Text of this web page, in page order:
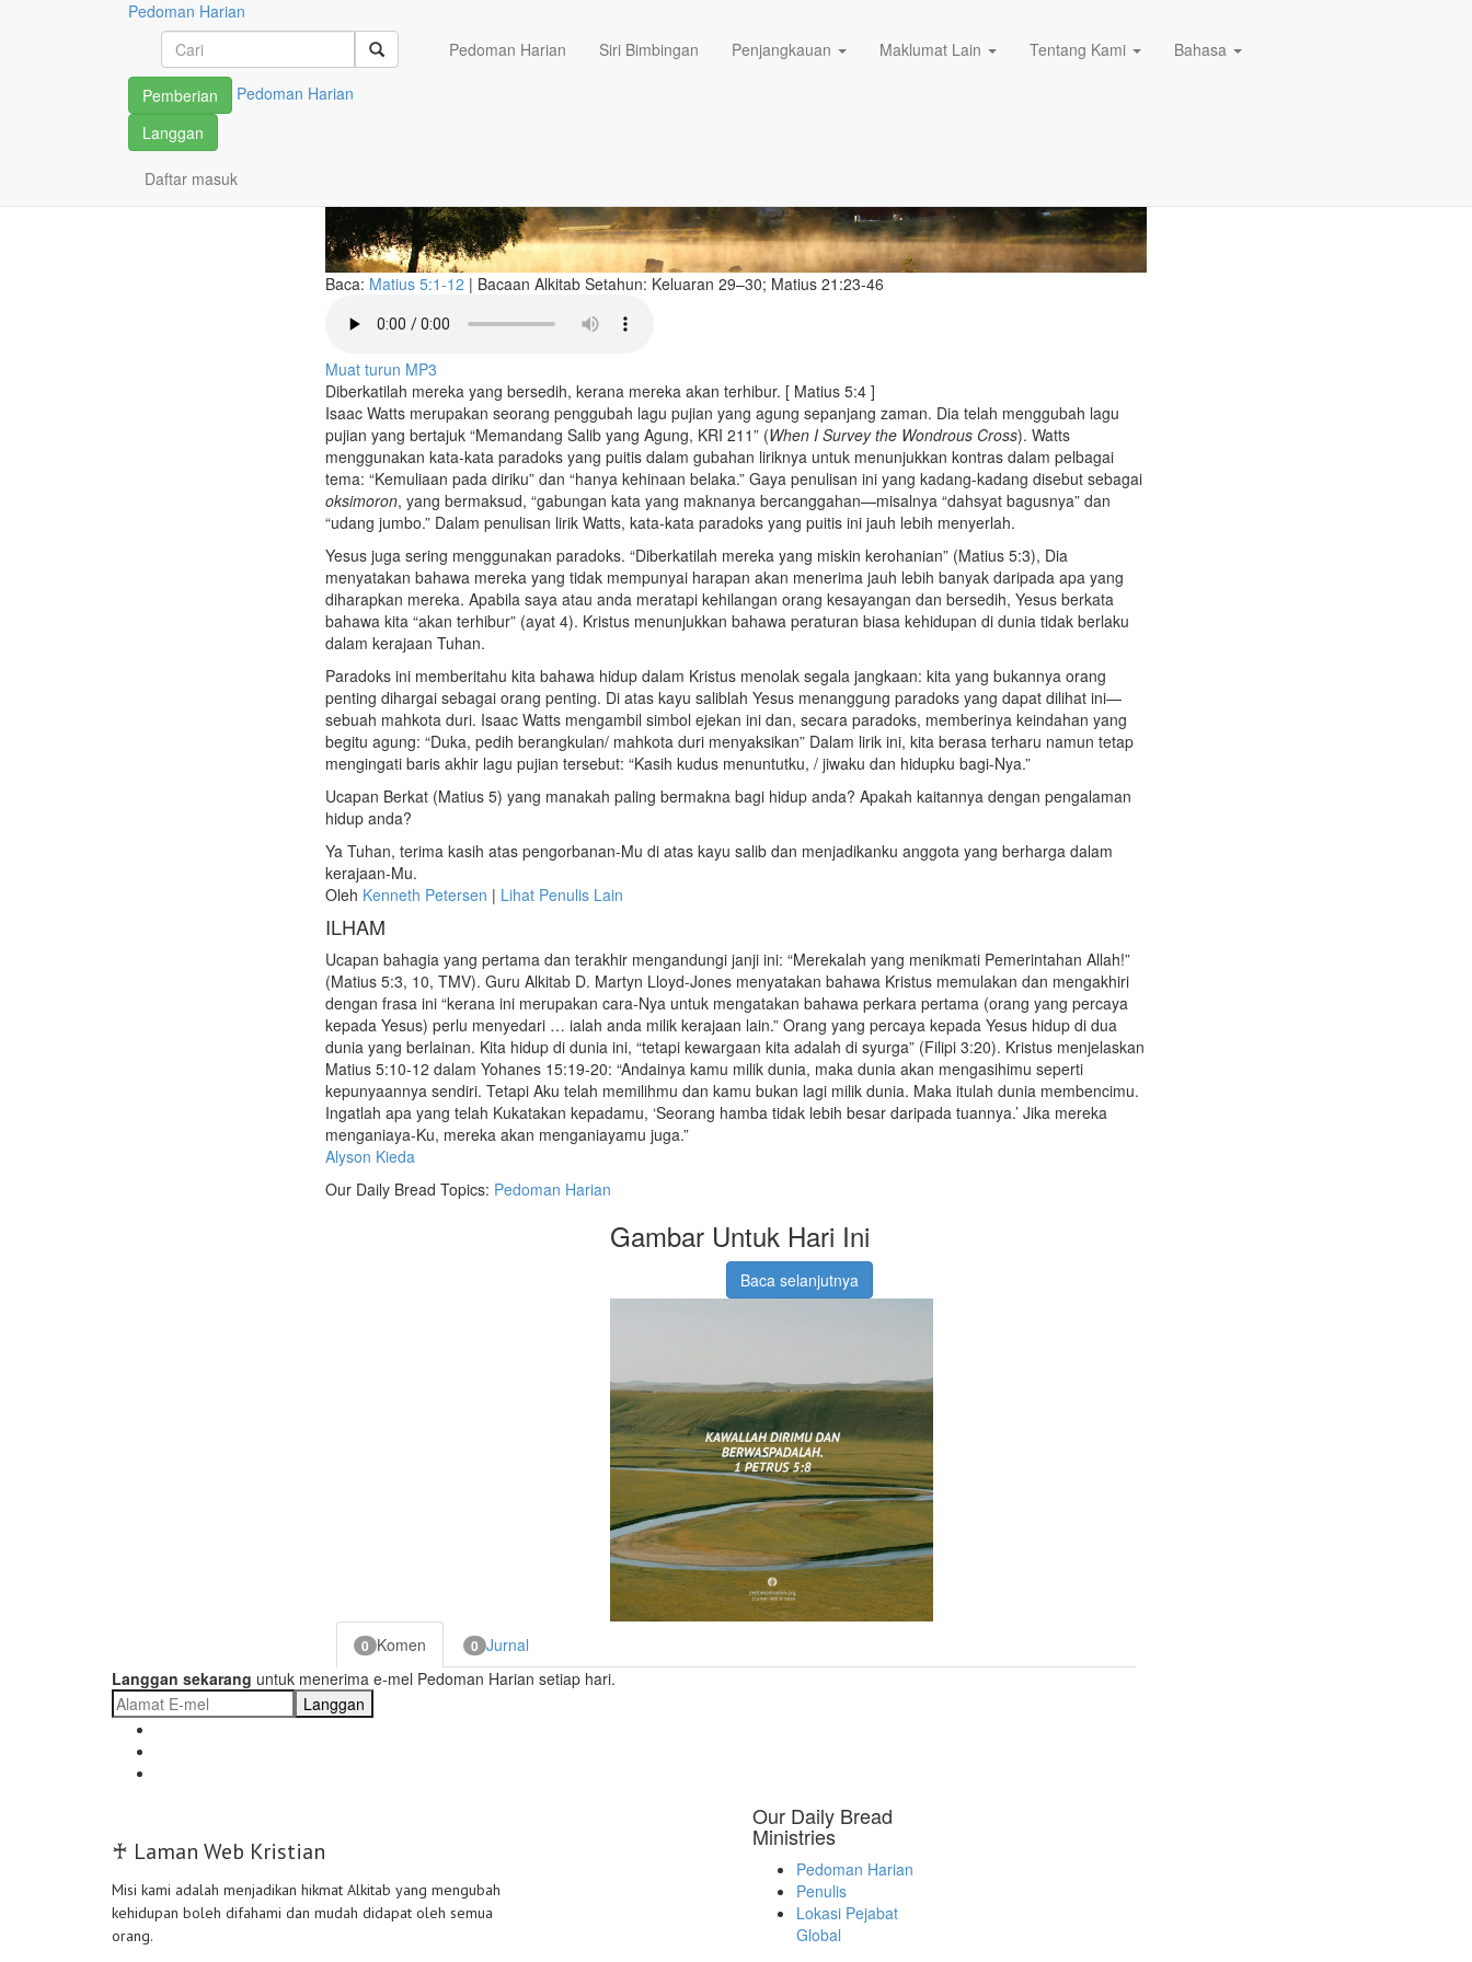
Pedoman Harian
Pedoman Harian
Siri Bimbingan Penjangkauan Maklumat Lain Tentang Kami Bahasa
Pemberian
Pedoman Harian
Langgan
Daftar masuk
Paradoks Kristus yang dapat
Dilihat
Baca: Matius 5:1-12 | Bacaan Alkitab Setahun: Keluaran 29–30; Matius 21:23-46
Muat turun MP3
Diberkatilah mereka yang bersedih, kerana mereka akan terhibur. [ Matius 5:4 ]
Isaac Watts merupakan seorang penggubah lagu pujian yang agung sepanjang zaman. Dia telah menggubah lagu
pujian yang bertajuk “Memandang Salib yang Agung, KRI 211” (When I Survey the Wondrous Cross). Watts
menggunakan kata-kata paradoks yang puitis dalam gubahan liriknya untuk menunjukkan kontras dalam pelbagai
tema: “Kemuliaan pada diriku” dan “hanya kehinaan belaka.” Gaya penulisan ini yang kadang-kadang disebut sebagai
oksimoron, yang bermaksud, “gabungan kata yang maknanya bercanggahan—misalnya “dahsyat bagusnya” dan
“udang jumbo.” Dalam penulisan lirik Watts, kata-kata paradoks yang puitis ini jauh lebih menyerlah.
Yesus juga sering menggunakan paradoks. “Diberkatilah mereka yang miskin kerohanian” (Matius 5:3), Dia
menyatakan bahawa mereka yang tidak mempunyai harapan akan menerima jauh lebih banyak daripada apa yang
diharapkan mereka. Apabila saya atau anda meratapi kehilangan orang kesayangan dan bersedih, Yesus berkata
bahawa kita “akan terhibur” (ayat 4). Kristus menunjukkan bahawa peraturan biasa kehidupan di dunia tidak berlaku
dalam kerajaan Tuhan.
Paradoks ini memberitahu kita bahawa hidup dalam Kristus menolak segala jangkaan: kita yang bukannya orang
penting dihargai sebagai orang penting. Di atas kayu saliblah Yesus menanggung paradoks yang dapat dilihat ini—
sebuah mahkota duri. Isaac Watts mengambil simbol ejekan ini dan, secara paradoks, memberinya keindahan yang
begitu agung: “Duka, pedih berangkulan/ mahkota duri menyaksikan” Dalam lirik ini, kita berasa terharu namun tetap
mengingati baris akhir lagu pujian tersebut: “Kasih kudus menuntutku, / jiwaku dan hidupku bagi-Nya.”
Ucapan Berkat (Matius 5) yang manakah paling bermakna bagi hidup anda? Apakah kaitannya dengan pengalaman
hidup anda?
Ya Tuhan, terima kasih atas pengorbanan-Mu di atas kayu salib dan menjadikanku anggota yang berharga dalam
kerajaan-Mu.
Oleh Kenneth Petersen | Lihat Penulis Lain
ILHAM
Ucapan bahagia yang pertama dan terakhir mengandungi janji ini: “Merekalah yang menikmati Pemerintahan Allah!”
(Matius 5:3, 10, TMV). Guru Alkitab D. Martyn Lloyd-Jones menyatakan bahawa Kristus memulakan dan mengakhiri
dengan frasa ini “kerana ini merupakan cara-Nya untuk mengatakan bahawa perkara pertama (orang yang percaya
kepada Yesus) perlu menyedari … ialah anda milik kerajaan lain.” Orang yang percaya kepada Yesus hidup di dua
dunia yang berlainan. Kita hidup di dunia ini, “tetapi kewargaan kita adalah di syurga” (Filipi 3:20). Kristus menjelaskan
Matius 5:10-12 dalam Yohanes 15:19-20: “Andainya kamu milik dunia, maka dunia akan mengasihimu seperti
kepunyaannya sendiri. Tetapi Aku telah memilihmu dan kamu bukan lagi milik dunia. Maka itulah dunia membencimu.
Ingatlah apa yang telah Kukatakan kepadamu, ‘Seorang hamba tidak lebih besar daripada tuannya.’ Jika mereka
menganiaya-Ku, mereka akan menganiayamu juga.”
Alyson Kieda
Our Daily Bread Topics: Pedoman Harian
Gambar Untuk Hari Ini
Baca selanjutnya
0 Komen 0 Jurnal
Langgan sekarang untuk menerima e-mel Pedoman Harian setiap hari.
Langgan
♰ Laman Web Kristian
Misi kami adalah menjadikan hikmat Alkitab yang mengubah
kehidupan boleh difahami dan mudah didapat oleh semua
orang.
Our Daily Bread
Ministries
Pedoman Harian
Penulis
Lokasi Pejabat
Global